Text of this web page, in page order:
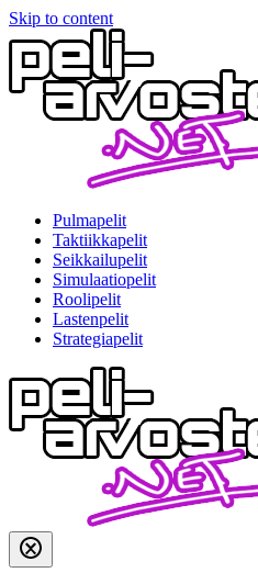
Skip to content
Pulmapelit
Taktiikkapelit
Seikkailupelit
Simulaatiopelit
Roolipelit
Lastenpelit
Strategiapelit